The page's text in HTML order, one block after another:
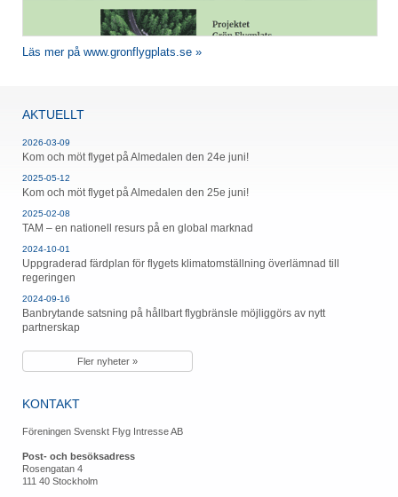
Läs mer på www.gronflygplats.se »
AKTUELLT
2026-03-09
Kom och möt flyget på Almedalen den 24e juni!
2025-05-12
Kom och möt flyget på Almedalen den 25e juni!
2025-02-08
TAM – en nationell resurs på en global marknad
2024-10-01
Uppgraderad färdplan för flygets klimatomställning överlämnad till
regeringen
2024-09-16
Banbrytande satsning på hållbart flygbränsle möjliggörs av nytt
partnerskap
Fler nyheter »
KONTAKT
Föreningen Svenskt Flyg Intresse AB
Post- och besöksadress
Rosengatan 4
111 40 Stockholm